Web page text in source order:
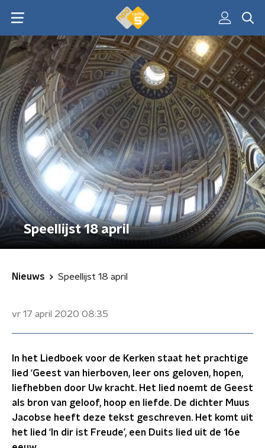
Speellijst 18 april
Nieuws Speellijst 18 april
vr 17 april 2020 08:35
In het Liedboek voor de Kerken staat het prachtige
lied ‘Geest van hierboven, leer ons geloven, hopen,
liefhebben door Uw kracht. Het lied noemt de Geest
als bron van geloof, hoop en liefde. De dichter Muus
Jacobse heeft deze tekst geschreven. Het komt uit
het lied ‘In dir ist Freude’, een Duits lied uit de 16e